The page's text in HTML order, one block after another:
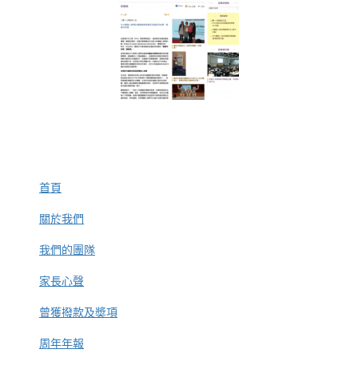
首頁
關於我們
我們的團隊
家長心聲
曾獲撥款及奬項
周年年報